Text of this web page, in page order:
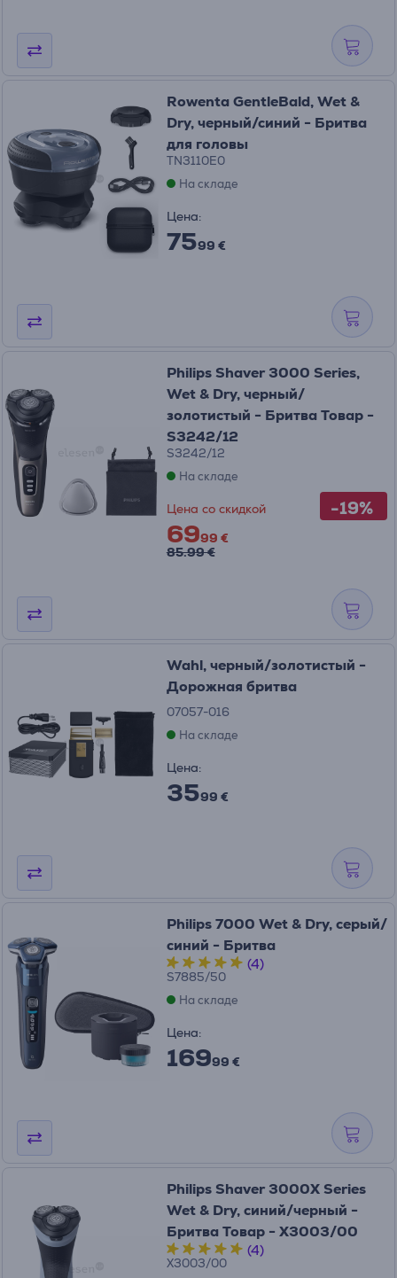
Rowenta GentleBald, Wet &
Dry, черный/синий - Бритва
для головы
TN3110E0
На складе
Цена:
7599 €
-19%
Philips Shaver 3000 Series,
Wet & Dry, черный/
золотистый - Бритва Товар -
S3242/12
S3242/12
На складе
Цена со скидкой
6999 €
85.99 €
Wahl, черный/золотистый -
Дорожная бритва
07057-016
На складе
Цена:
3599 €
Philips 7000 Wet & Dry, серый/
синий - Бритва
(4)
S7885/50
На складе
Цена:
16999 €
Philips Shaver 3000X Series
Wet & Dry, синий/черный -
Бритва Товар - X3003/00
(4)
X3003/00